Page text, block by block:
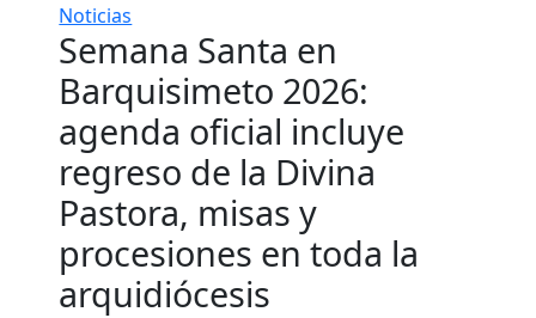
Noticias
Semana Santa en
Barquisimeto 2026:
agenda oficial incluye
regreso de la Divina
Pastora, misas y
procesiones en toda la
arquidiócesis